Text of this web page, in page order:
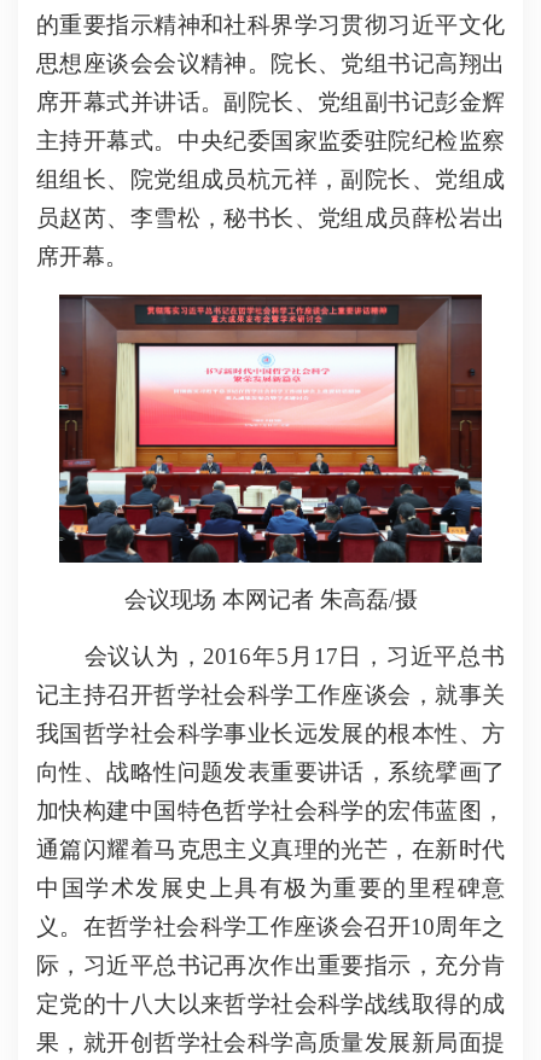
的重要指示精神和社科界学习贯彻习近平文化
思想座谈会会议精神。院长、党组书记高翔出
席开幕式并讲话。副院长、党组副书记彭金辉
主持开幕式。中央纪委国家监委驻院纪检监察
组组长、院党组成员杭元祥，副院长、党组成
员赵芮、李雪松，秘书长、党组成员薛松岩出
席开幕。
会议现场 本网记者 朱高磊/摄
会议认为，2016年5月17日，习近平总书
记主持召开哲学社会科学工作座谈会，就事关
我国哲学社会科学事业长远发展的根本性、方
向性、战略性问题发表重要讲话，系统擘画了
加快构建中国特色哲学社会科学的宏伟蓝图，
通篇闪耀着马克思主义真理的光芒，在新时代
中国学术发展史上具有极为重要的里程碑意
义。在哲学社会科学工作座谈会召开10周年之
际，习近平总书记再次作出重要指示，充分肯
定党的十八大以来哲学社会科学战线取得的成
果，就开创哲学社会科学高质量发展新局面提